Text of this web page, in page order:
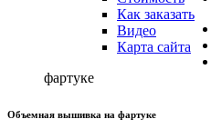
Как заказать
Видео
Карта сайта
фартуке
Объемная вышивка на фартуке